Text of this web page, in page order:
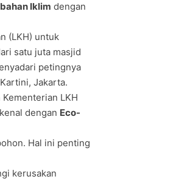
Iklim dengan
(LKH) untuk
satu juta masjid
petingnya
Jakarta.
LKH
dengan Eco-
Hal ini penting
kerusakan